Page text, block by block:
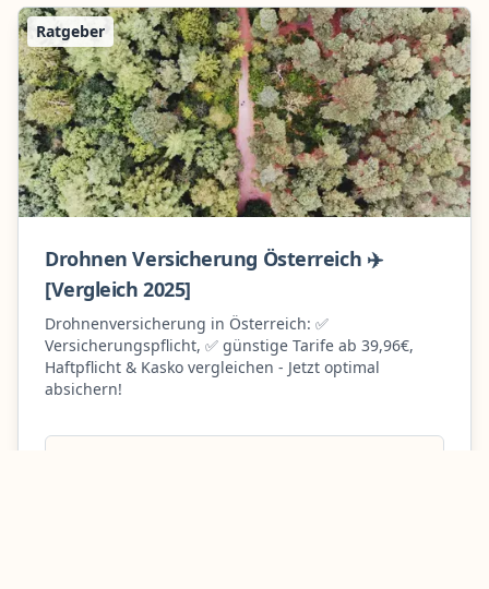
Ratgeber
Drohnen Versicherung Österreich ✈️
[Vergleich 2025]
Drohnenversicherung in Österreich: ✅
Versicherungspflicht, ✅ günstige Tarife ab 39,96€,
Haftpflicht & Kasko vergleichen - Jetzt optimal
absichern!